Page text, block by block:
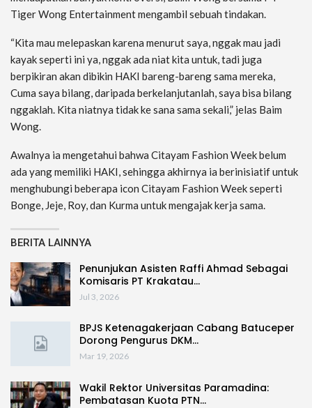
Tiger Wong Entertainment mengambil sebuah tindakan.
“Kita mau melepaskan karena menurut saya, nggak mau jadi
kayak seperti ini ya, nggak ada niat kita untuk, tadi juga
berpikiran akan dibikin HAKI bareng-bareng sama mereka,
Cuma saya bilang, daripada berkelanjutanlah, saya bisa bilang
nggaklah. Kita niatnya tidak ke sana sama sekali,” jelas Baim
Wong.
Awalnya ia mengetahui bahwa Citayam Fashion Week belum
ada yang memiliki HAKI, sehingga akhirnya ia berinisiatif untuk
menghubungi beberapa icon Citayam Fashion Week seperti
Bonge, Jeje, Roy, dan Kurma untuk mengajak kerja sama.
BERITA LAINNYA
Penunjukan Asisten Raffi Ahmad Sebagai
Komisaris PT Krakatau…
Jul 3, 2026
BPJS Ketenagakerjaan Cabang Batuceper
Dorong Pengurus DKM…
Mar 19, 2026
Wakil Rektor Universitas Paramadina:
Pembatasan Kuota PTN…